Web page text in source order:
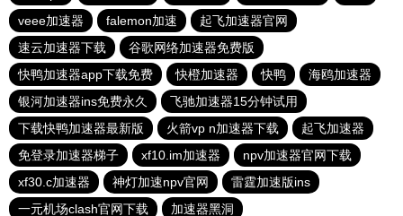
veee加速器
falemon加速
起飞加速器官网
速云加速器下载
谷歌网络加速器免费版
快鸭加速器app下载免费
快橙加速器 快鸭
海鸥加速器
银河加速器ins免费永久
飞驰加速器15分钟试用
下载快鸭加速器最新版
火箭vp n加速器下载
起飞加速器
免登录加速器梯子
xf10.im加速器
npv加速器官网下载
xf30.c加速器
神灯加速npv官网
雷霆加速版ins
一元机场clash官网下载
加速器黑洞